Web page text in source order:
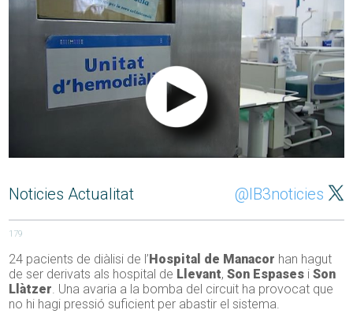
Noticies Actualitat @IB3noticies
179
24 pacients de diàlisi de l’ Hospital de Manacor han hagut
de ser derivats als hospital de Llevant,Son Espases iSon
Llàtzer. Una avaria a la bomba del circuit ha provocat que
no hi hagi pressió suficient per abastir el sistema.